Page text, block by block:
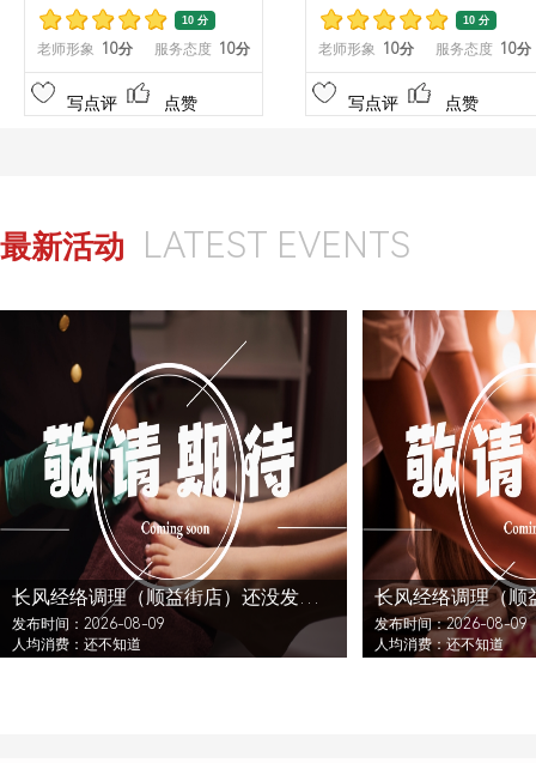
10 分
老师形象 10分 服务态度 10分
写点评 点赞
10 分
老师形象 10分 服务态度 10分
写点评 点赞
最新活动 LATEST EVENTS
长风经络调理（顺益街店）还没发布活动
发布时间：2026-08-09
人均消费：还不知道
发布时间：2026-08-09
人均消费：还不知道